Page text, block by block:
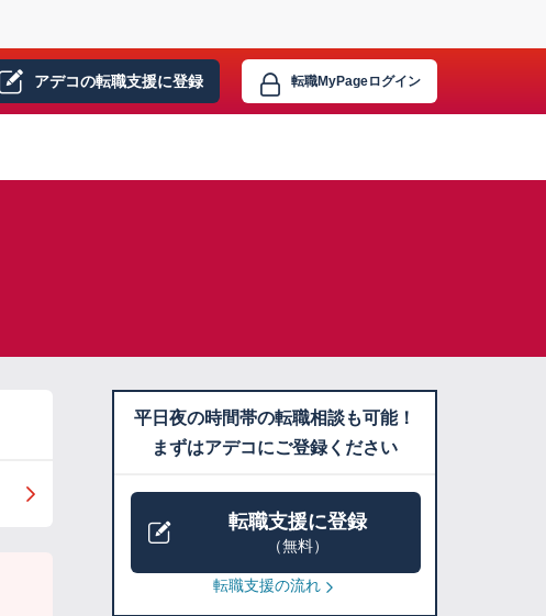
アデコの転職支援に登録 転職MyPageログイン
平日夜の時間帯の転職相談も可能！
まずはアデコにご登録ください
転職支援に登録
（無料）
転職支援の流れ